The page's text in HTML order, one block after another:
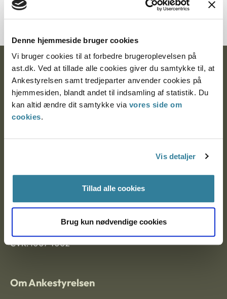
Denne hjemmeside bruger cookies
Vi bruger cookies til at forbedre brugeroplevelsen på
ast.dk. Ved at tillade alle cookies giver du samtykke til, at
Ankestyrelsen samt tredjeparter anvender cookies på
hjemmesiden, blandt andet til indsamling af statistik. Du
kan altid ændre dit samtykke via vores side om
cookies.
Vis detaljer
Tillad alle cookies
Brug kun nødvendige cookies
Ankestyrelsen
Postadresse:
Ankestyrelsen København
CVR: 1007 4002
Om Ankestyrelsen